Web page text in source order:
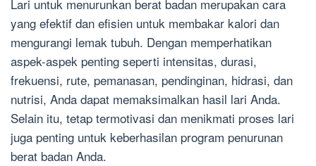
Lari untuk menurunkan berat badan merupakan cara
yang efektif dan efisien untuk membakar kalori dan
mengurangi lemak tubuh. Dengan memperhatikan
aspek-aspek penting seperti intensitas, durasi,
frekuensi, rute, pemanasan, pendinginan, hidrasi, dan
nutrisi, Anda dapat memaksimalkan hasil lari Anda.
Selain itu, tetap termotivasi dan menikmati proses lari
juga penting untuk keberhasilan program penurunan
berat badan Anda.